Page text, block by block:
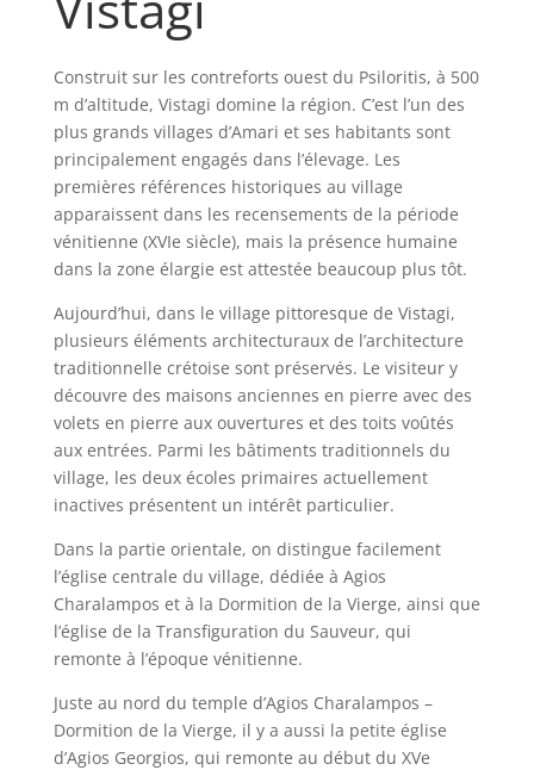
Construit sur les contreforts ouest du Psiloritis, à 500
m d’altitude, Vistagi domine la région. C’est l’un des
plus grands villages d’Amari et ses habitants sont
principalement engagés dans l’élevage. Les
premières références historiques au village
apparaissent dans les recensements de la période
vénitienne (XVIe siècle), mais la présence humaine
dans la zone élargie est attestée beaucoup plus tôt.
Aujourd’hui, dans le village pittoresque de Vistagi,
plusieurs éléments architecturaux de l’architecture
traditionnelle crétoise sont préservés. Le visiteur y
découvre des maisons anciennes en pierre avec des
volets en pierre aux ouvertures et des toits voûtés
aux entrées. Parmi les bâtiments traditionnels du
village, les deux écoles primaires actuellement
inactives présentent un intérêt particulier.
Dans la partie orientale, on distingue facilement
l’église centrale du village, dédiée à Agios
Charalampos et à la Dormition de la Vierge, ainsi que
l’église de la Transfiguration du Sauveur, qui
remonte à l’époque vénitienne.
Juste au nord du temple d’Agios Charalampos –
Dormition de la Vierge, il y a aussi la petite église
d’Agios Georgios, qui remonte au début du XVe